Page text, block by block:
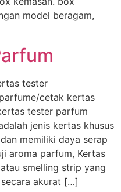
model beragam,
tester
cetak kertas
tester parfum
jenis kertas khusus
memiliki daya serap
aroma parfum, Kertas
smelling strip yang
akurat […]